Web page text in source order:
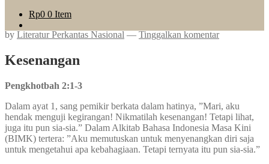
Rp0 0 Item
by Literatur Perkantas Nasional — Tinggalkan komentar
Kesenangan
Pengkhotbah 2:1-3
Dalam ayat 1, sang pemikir berkata dalam hatinya, ”Mari, aku
hendak menguji kegirangan! Nikmatilah kesenangan! Tetapi lihat,
juga itu pun sia-sia.” Dalam Alkitab Bahasa Indonesia Masa Kini
(BIMK) tertera: ”Aku memutuskan untuk menyenangkan diri saja
untuk mengetahui apa kebahagiaan. Tetapi ternyata itu pun sia-sia.”